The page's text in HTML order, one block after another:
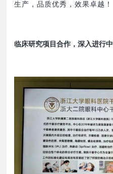
生产，品质优秀，效果卓越！
临床研究项目合作，深入进行中